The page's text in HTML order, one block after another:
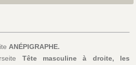
ANÉPIGRAPHE.
Tête masculine à droite, les